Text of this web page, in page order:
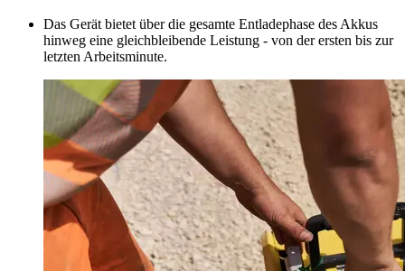
Das Gerät bietet über die gesamte Entladephase des Akkus
hinweg eine gleichbleibende Leistung - von der ersten bis zur
letzten Arbeitsminute.